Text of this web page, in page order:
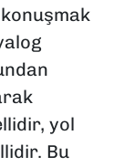
yol
Bu